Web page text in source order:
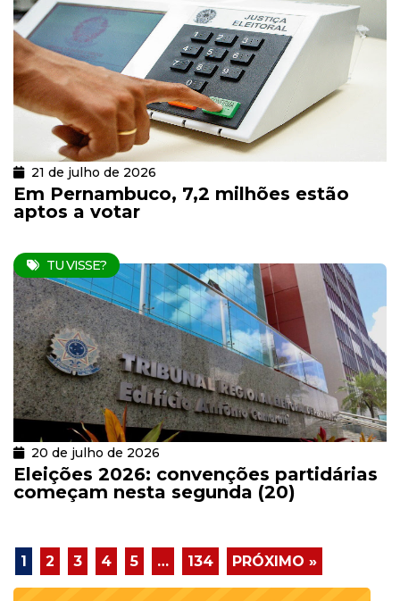
21 de julho de 2026
Em Pernambuco, 7,2 milhões estão
aptos a votar
TU VISSE?
20 de julho de 2026
Eleições 2026: convenções partidárias
começam nesta segunda (20)
1 2 3 4 5 … 134 PRÓXIMO »